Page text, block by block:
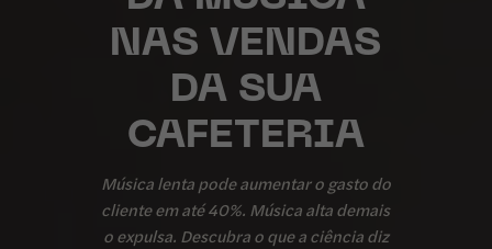
NAS VENDAS
DA SUA
CAFETERIA
Música lenta pode aumentar o gasto do
cliente em até 40%. Música alta demais
o expulsa. Descubra o que a ciência diz